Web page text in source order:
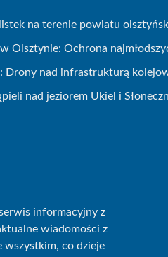
na terenie powiatu
Olsztynie: Ochrona
Drony nad infrastrukturą
nad jeziorem Ukiel i
informacyjny z
wiadomości z
wszystkim, co dzieje